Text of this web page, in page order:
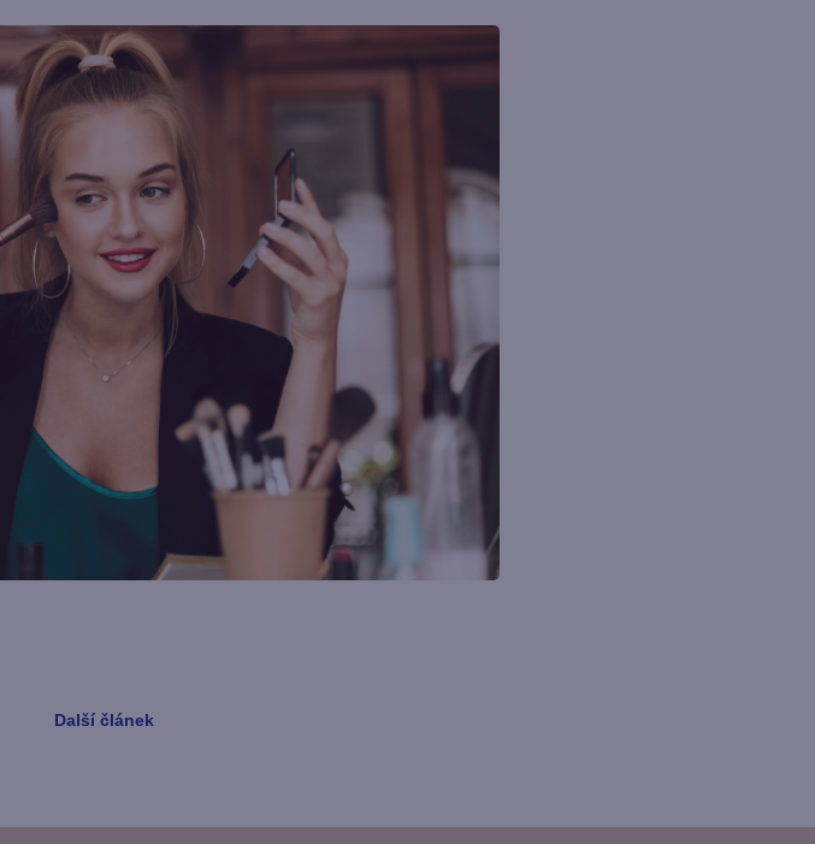
Další článek
SLEVA 100 Kč na
první nákup
Přihlaste se k našemu newsletteru a
sleva 100 Kč na první nákup
Vaše e-mailová adresa je u nás v bezpečí.